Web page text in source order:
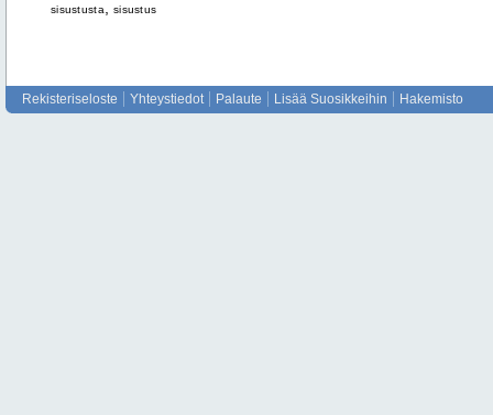
sisustusta sisustus
Rekisteriseloste Yhteystiedot Palaute Lisää Suosikkeihin Hakemisto